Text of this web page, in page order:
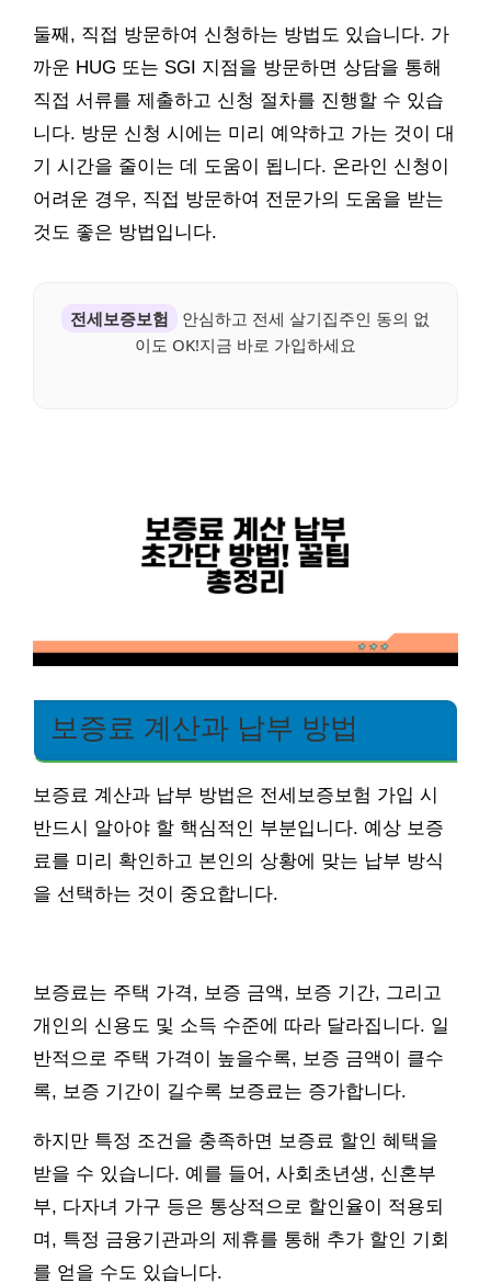
둘째, 직접 방문하여 신청하는 방법도 있습니다. 가
까운 HUG 또는 SGI 지점을 방문하면 상담을 통해
직접 서류를 제출하고 신청 절차를 진행할 수 있습
니다. 방문 신청 시에는 미리 예약하고 가는 것이 대
기 시간을 줄이는 데 도움이 됩니다. 온라인 신청이
어려운 경우, 직접 방문하여 전문가의 도움을 받는
것도 좋은 방법입니다.
전세보증보험
안심하고 전세 살기집주인 동의 없
이도 OK!지금 바로 가입하세요
보증료 계산과 납부 방법
보증료 계산과 납부 방법은 전세보증보험 가입 시
반드시 알아야 할 핵심적인 부분입니다. 예상 보증
료를 미리 확인하고 본인의 상황에 맞는 납부 방식
을 선택하는 것이 중요합니다.
보증료는 주택 가격, 보증 금액, 보증 기간, 그리고
개인의 신용도 및 소득 수준에 따라 달라집니다. 일
반적으로 주택 가격이 높을수록, 보증 금액이 클수
록, 보증 기간이 길수록 보증료는 증가합니다.
하지만 특정 조건을 충족하면 보증료 할인 혜택을
받을 수 있습니다. 예를 들어, 사회초년생, 신혼부
부, 다자녀 가구 등은 통상적으로 할인율이 적용되
며, 특정 금융기관과의 제휴를 통해 추가 할인 기회
를 얻을 수도 있습니다.